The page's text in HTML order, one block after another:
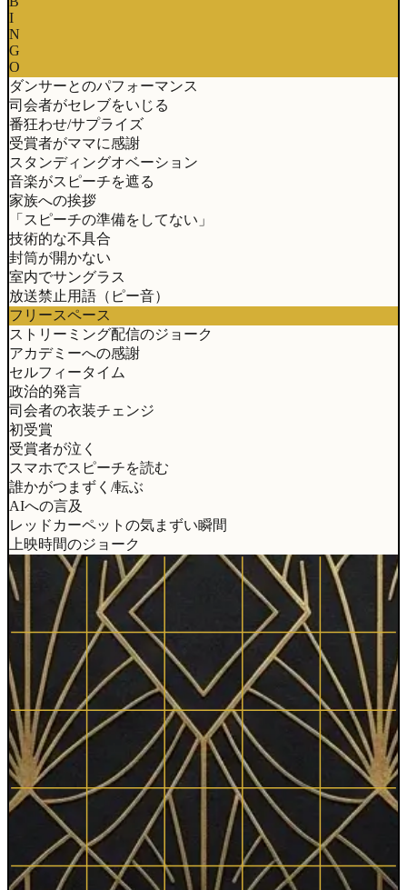
I
N
G
O
ダンサーとのパフォーマンス
司会者がセレブをいじる
番狂わせ/サプライズ
受賞者がママに感謝
スタンディングオベーション
音楽がスピーチを遮る
家族への挨拶
「スピーチの準備をしてない」
技術的な不具合
封筒が開かない
室内でサングラス
放送禁止用語（ピー音）
フリースペース
ストリーミング配信のジョーク
アカデミーへの感謝
セルフィータイム
政治的発言
司会者の衣装チェンジ
初受賞
受賞者が泣く
スマホでスピーチを読む
誰かがつまずく/転ぶ
AIへの言及
レッドカーペットの気まずい瞬間
上映時間のジョーク